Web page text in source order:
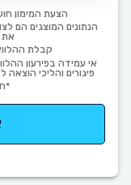
הצעת המימון
הנתונים המוצגים הם
את
קבלת
אי עמידה בפירעון
פיגורים והליכי הוצאה